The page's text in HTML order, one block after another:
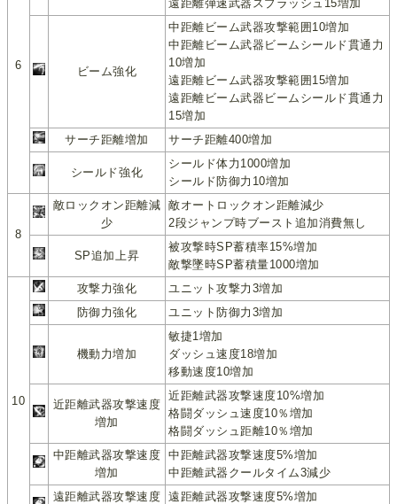
6
遠距離弾速武器スプラッシュ15増加
ビーム強化
中距離ビーム武器攻撃範囲10増加
中距離ビーム武器ビームシールド貫通力
10増加
遠距離ビーム武器攻撃範囲15増加
遠距離ビーム武器ビームシールド貫通力
15増加
サーチ距離増加
サーチ距離400増加
シールド強化
シールド体力1000増加
シールド防御力10増加
8
敵ロックオン距離減
少
敵オートロックオン距離減少
2段ジャンプ時ブースト追加消費無し
SP追加上昇
被攻撃時SP蓄積率15%増加
敵撃墜時SP蓄積量1000増加
10
攻撃力強化
ユニット攻撃力3増加
防御力強化
ユニット防御力3増加
機動力増加
敏捷1増加
ダッシュ速度18増加
移動速度10増加
近距離武器攻撃速度
増加
近距離武器攻撃速度10%増加
格闘ダッシュ速度10％増加
格闘ダッシュ距離10％増加
中距離武器攻撃速度
増加
中距離武器攻撃速度5%増加
中距離武器クールタイム3減少
遠距離武器攻撃速度 遠距離武器攻撃速度5%増加